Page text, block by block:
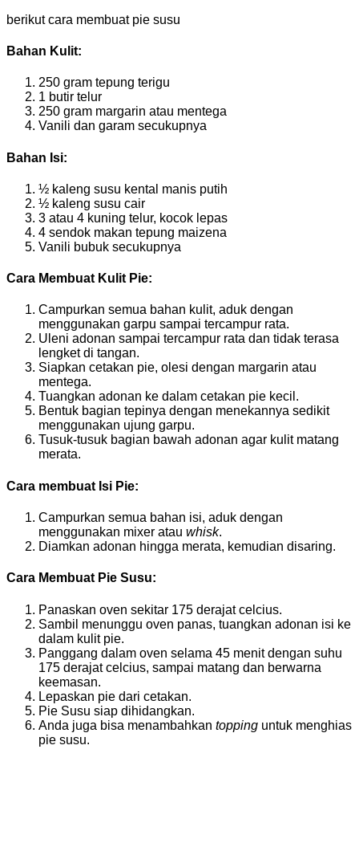
berikut cara membuat pie susu
Bahan Kulit:
250 gram tepung terigu
1 butir telur
250 gram margarin atau mentega
Vanili dan garam secukupnya
Bahan Isi:
½ kaleng susu kental manis putih
½ kaleng susu cair
3 atau 4 kuning telur, kocok lepas
4 sendok makan tepung maizena
Vanili bubuk secukupnya
Cara Membuat Kulit Pie:
Campurkan semua bahan kulit, aduk dengan
menggunakan garpu sampai tercampur rata.
Uleni adonan sampai tercampur rata dan tidak terasa
lengket di tangan.
Siapkan cetakan pie, olesi dengan margarin atau
mentega.
Tuangkan adonan ke dalam cetakan pie kecil.
Bentuk bagian tepinya dengan menekannya sedikit
menggunakan ujung garpu.
Tusuk-tusuk bagian bawah adonan agar kulit matang
merata.
Cara membuat Isi Pie:
Campurkan semua bahan isi, aduk dengan
menggunakan mixer atau whisk.
Diamkan adonan hingga merata, kemudian disaring.
Cara Membuat Pie Susu:
Panaskan oven sekitar 175 derajat celcius.
Sambil menunggu oven panas, tuangkan adonan isi ke
dalam kulit pie.
Panggang dalam oven selama 45 menit dengan suhu
175 derajat celcius, sampai matang dan berwarna
keemasan.
Lepaskan pie dari cetakan.
Pie Susu siap dihidangkan.
Anda juga bisa menambahkan topping untuk menghias
pie susu.